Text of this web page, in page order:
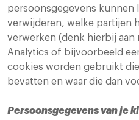
persoonsgegevens kunnen
verwijderen, welke partijen
verwerken (denk hierbij aan
Analytics of bijvoorbeeld
cookies worden gebruikt
bevatten en waar die dan
Persoonsgegevens van je